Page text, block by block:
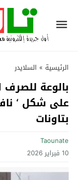
الرئيسية » السلايدر
بالوعة للصرف
على شكل ‘
بتاونات‎
Taounate
10 فبراير 2026